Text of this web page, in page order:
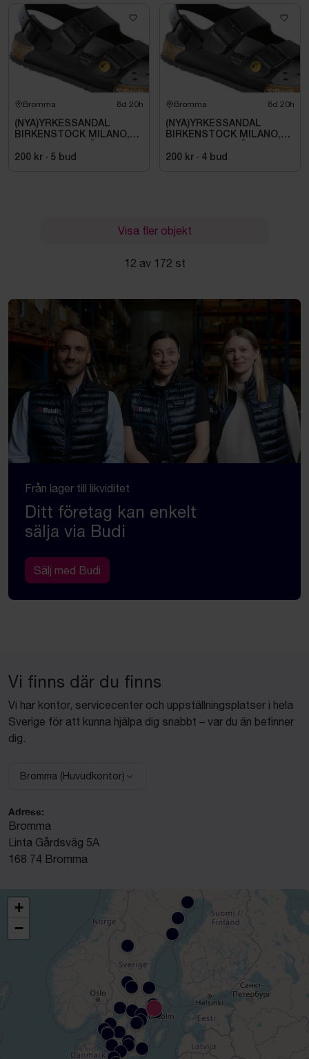
Bromma 8d 20h
(NYA)YRKESSANDAL
BIRKENSTOCK MILANO,
SVART. STL 42
200 kr · 5 bud
Bromma 8d 20h
(NYA)YRKESSANDAL
BIRKENSTOCK MILANO,
SVART. STL 42
200 kr · 4 bud
Visa fler objekt
12 av 172 st
Från lager till likviditet
Ditt företag kan enkelt
sälja via Budi
Sälj med Budi
Vi finns där du finns
Vi har kontor, servicecenter och uppställningsplatser i hela
Sverige för att kunna hjälpa dig snabbt – var du än befinner
dig.
Välj anläggning:
Bromma (Huvudkontor)
Adress:
Bromma
Linta Gårdsväg 5A
168 74 Bromma
+
−